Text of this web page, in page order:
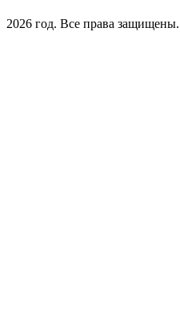
2026 год. Все права защищены.